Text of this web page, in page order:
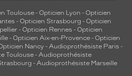
Toulouse- Opticien Lyon - Opticien
- Opticien Strasbourg - Opticien
- Opticien Rennes - Opticien
- Opticien Aix-en-Provence - Opticien
Nancy - Audioprothésiste Paris -
Toulouse- Audioprothésiste
- Audioprothésiste Marseille